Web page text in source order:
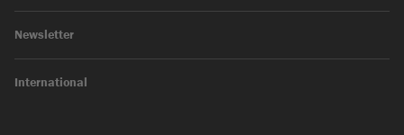
Newsletter
International